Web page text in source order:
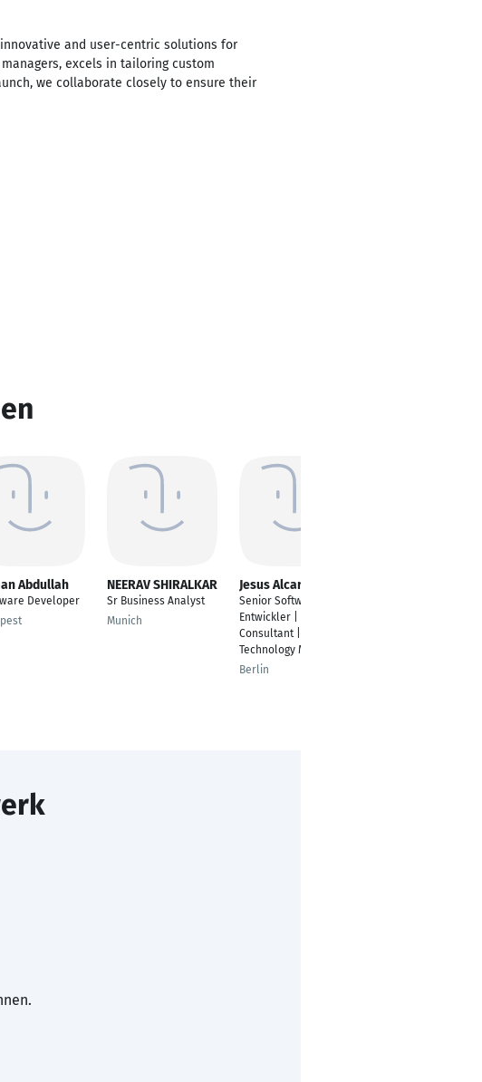
and user-centric solutions for
excels in tailoring custom
we collaborate closely to ensure their
Abdullah
Developer
NEERAV SHIRALKAR
Sr Business Analyst
Munich
Jesus Alcaraz
Senior Software-
Entwickler | Technical
Consultant |
Technology Manager
Berlin